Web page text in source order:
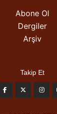
Abone Ol
Dergiler
Arşiv
Takip Et